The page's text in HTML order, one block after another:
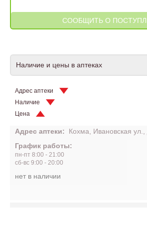
Наличие и цены в аптеках
Адрес аптеки
Наличие
Цена
Адрес аптеки:
Кохма, Ивановская ул.,
График работы:
пн-пт 8:00 - 21:00
сб-вс 9:00 - 20:00
нет в наличии